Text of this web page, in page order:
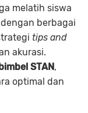
melatih siswa
berbagai
tips and
akurasi.
STAN,
optimal dan